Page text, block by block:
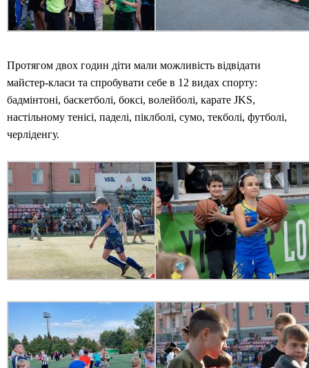
Протягом двох годин діти мали можливість відвідати
майстер-класи та спробувати себе в 12 видах спорту:
бадмінтоні, баскетболі, боксі, волейболі, карате JKS,
настільному тенісі, паделі, піклболі, сумо, текболі, футболі,
черліденгу.